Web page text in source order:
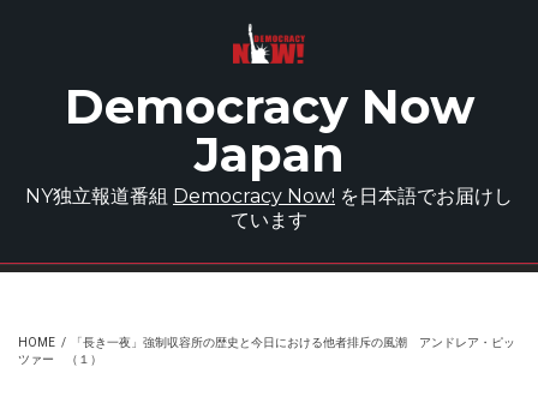
Democracy Now
Japan
NY独立報道番組 Democracy Now! を日本語でお届けし
ています
HOME /
「長き一夜」強制収容所の歴史と今日における他者排斥の風潮 アンドレア・ピッ
ツァー （１）